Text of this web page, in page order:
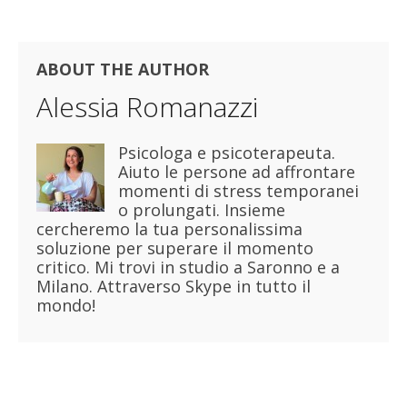
ABOUT THE AUTHOR
Alessia Romanazzi
Psicologa e psicoterapeuta.
Aiuto le persone ad affrontare
momenti di stress temporanei
o prolungati. Insieme
cercheremo la tua personalissima
soluzione per superare il momento
critico. Mi trovi in studio a Saronno e a
Milano. Attraverso Skype in tutto il
mondo!